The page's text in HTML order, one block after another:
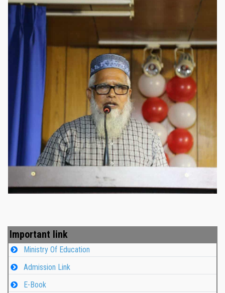
নবীনবরণ - ২০২৫
Important link
Ministry Of Education
Admission Link
E-Book